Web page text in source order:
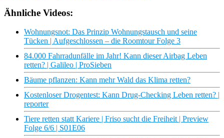
Ähnliche Videos:
Wohnungsnot: Das Prinzip Wohnungstausch und seine
Tücken | Aufgeschlossen – die Roomtour Folge 3
84.000 Fahrradunfälle im Jahr! Kann dieser Airbag Leben
retten? | Galileo | ProSieben
Bäume pflanzen: Kann mehr Wald das Klima retten?
Kostenloser Drogentest: Kann Drug-Checking Leben retten? |
reporter
Tiere retten statt Kariere | Friso sucht die Freiheit | Preview
Folge 6/6 | S01E06